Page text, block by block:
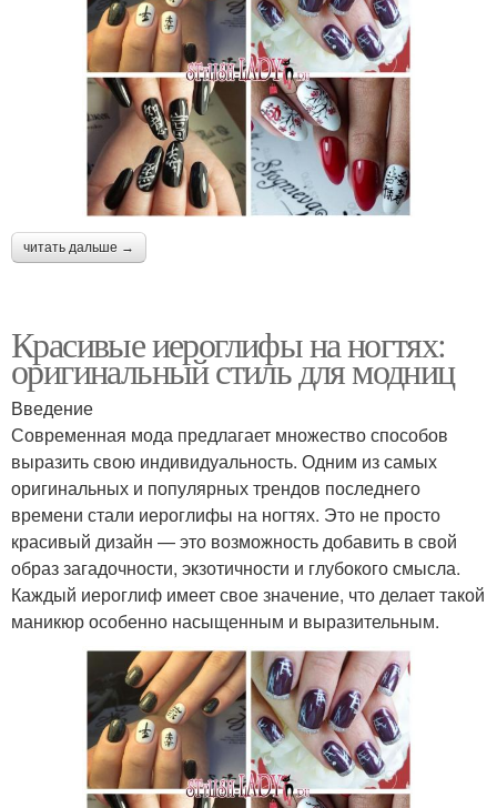
читать дальше →
Красивые иероглифы на ногтях:
оригинальный стиль для модниц
Введение
Современная мода предлагает множество способов
выразить свою индивидуальность. Одним из самых
оригинальных и популярных трендов последнего
времени стали иероглифы на ногтях. Это не просто
красивый дизайн — это возможность добавить в свой
образ загадочности, экзотичности и глубокого смысла.
Каждый иероглиф имеет свое значение, что делает такой
маникюр особенно насыщенным и выразительным.